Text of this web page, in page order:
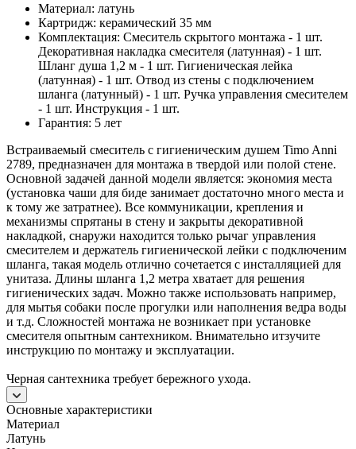
Материал: латунь
Картридж: керамический 35 мм
Комплектация: Смеситель скрытого монтажа - 1 шт.
Декоративная накладка смесителя (латунная) - 1 шт.
Шланг душа 1,2 м - 1 шт. Гигиеническая лейка
(латунная) - 1 шт. Отвод из стены с подключением
шланга (латунный) - 1 шт. Ручка управления смесителем
- 1 шт. Инструкция - 1 шт.
Гарантия: 5 лет
Встраиваемый смеситель с гигиеническим душем Timo Anni
2789, предназначен для монтажа в твердой или полой стене.
Основной задачей данной модели является: экономия места
(установка чаши для биде занимает достаточно много места и
к тому же затратнее). Все коммуникации, крепления и
механизмы спрятаны в стену и закрыты декоративной
накладкой, снаружи находится только рычаг управления
смесителем и держатель гигиенической лейки с подключеним
шланга, такая модель отлично сочетается с инсталляцией для
унитаза. Длины шланга 1,2 метра хватает для решения
гигиенических задач. Можно также использовать например,
для мытья собаки после прогулки или наполнения ведра воды
и т.д. Сложностей монтажа не возникает при установке
смесителя опытным сантехником. Внимательно итзучите
инструкцию по монтажу и эксплуатации.
Черная сантехника требует бережного ухода.
Основные характеристики
Материал
Латунь